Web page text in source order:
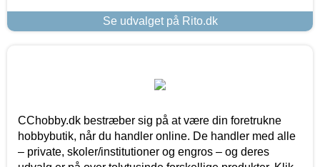
Se udvalget på Rito.dk
CChobby.dk bestræber sig på at være din foretrukne
hobbybutik, når du handler online. De handler med alle
– private, skoler/institutioner og engros – og deres